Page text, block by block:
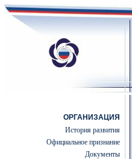
ОРГАНИЗАЦИЯ
История развития
Официальное признание
Документы